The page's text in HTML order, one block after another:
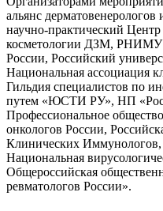
альянс
научно-практический
косметологии ДЗМ,
России, Российский
Национальная ассоциация
Гильдия специалистов по
путем «ЮСТИ РУ», НП
Профессиональное
онкологов России,
Клинических Иммунологов,
Национальная
Общероссийская
ревматологов России».